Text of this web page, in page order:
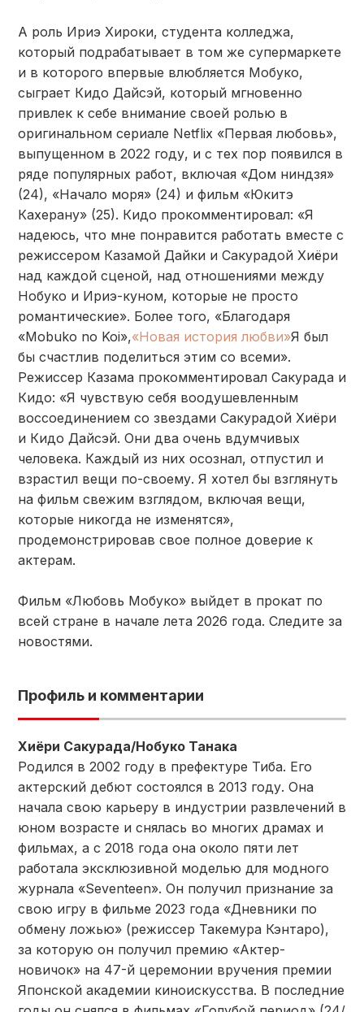
А роль Ириэ Хироки, студента колледжа,
который подрабатывает в том же супермаркете
и в которого впервые влюбляется Мобуко,
сыграет Кидо Дайсэй, который мгновенно
привлек к себе внимание своей ролью в
оригинальном сериале Netflix «Первая любовь»,
выпущенном в 2022 году, и с тех пор появился в
ряде популярных работ, включая «Дом ниндзя»
(24), «Начало моря» (24) и фильм «Юкитэ
Кахерану» (25). Кидо прокомментировал: «Я
надеюсь, что мне понравится работать вместе с
режиссером Казамой Дайки и Сакурадой Хиёри
над каждой сценой, над отношениями между
Нобуко и Ириэ-куном, которые не просто
романтические». Более того, «Благодаря
«Mobuko no Koi»,«Новая история любви»Я был
бы счастлив поделиться этим со всеми».
Режиссер Казама прокомментировал Сакурада и
Кидо: «Я чувствую себя воодушевленным
воссоединением со звездами Сакурадой Хиёри
и Кидо Дайсэй. Они два очень вдумчивых
человека. Каждый из них осознал, отпустил и
взрастил вещи по-своему. Я хотел бы взглянуть
на фильм свежим взглядом, включая вещи,
которые никогда не изменятся»,
продемонстрировав свое полное доверие к
актерам.
Фильм «Любовь Мобуко» выйдет в прокат по
всей стране в начале лета 2026 года. Следите за
новостями.
Профиль и комментарии
Хиёри Сакурада/Нобуко Танака
Родился в 2002 году в префектуре Тиба. Его
актерский дебют состоялся в 2013 году. Она
начала свою карьеру в индустрии развлечений в
юном возрасте и снялась во многих драмах и
фильмах, а с 2018 года она около пяти лет
работала эксклюзивной моделью для модного
журнала «Seventeen». Он получил признание за
свою игру в фильме 2023 года «Дневники по
обмену ложью» (режиссер Такемура Кэнтаро),
за которую он получил премию «Актер-
новичок» на 47-й церемонии вручения премии
Японской академии киноискусства. В последние